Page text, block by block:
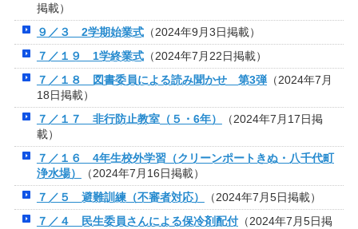
掲載）
９／３ 2学期始業式（2024年9月3日掲載）
７／１９ 1学終業式（2024年7月22日掲載）
７／１８ 図書委員による読み聞かせ 第3弾（2024年7月
18日掲載）
７／１７ 非行防止教室（５・6年）
（2024年7月17日掲
載）
７／１６ 4年生校外学習（クリーンポートきぬ・八千代町
浄水場）
（2024年7月16日掲載）
７／５ 避難訓練（不審者対応）
（2024年7月5日掲載）
７／４ 民生委員さんによる保冷剤配付（2024年7月5日掲